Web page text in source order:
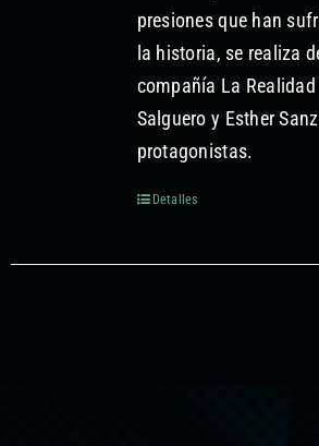
Formación no reglada
Proyectos audiovisuales
presiones que han
la historia, se realiza
compañía La
Salguero y Esther
protagonistas.
Detalles